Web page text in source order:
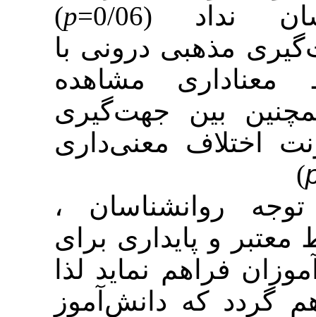
(0/06=
p
)
درونی با
مشاهده
بین جهت‌گیری
معنی‌داری
،
پایداری برای
نماید لذا
که دانش‌آموز